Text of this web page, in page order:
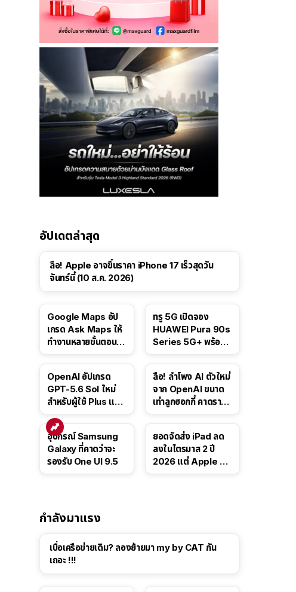
อัปเดตล่าสุด
ลือ! Apple อาจขึ้นราคา iPhone 17 เร็วสุดวัน
จันทร์นี้ (10 ส.ค. 2026)
Google Maps อัป
เกรด Ask Maps ให้
ทำงานหลายขั้นตอนได้
สาธารณะ
ทรู 5G เปิดจอง
HUAWEI Pura 90s
Series 5G+ พร้อม
OpenAI อัปเกรด
GPT-5.6 Sol ใหม่
สำหรับผู้ใช้ Plus และ
5.6 Luna ให้ผู้ใช้ฟรี
ลือ! ลำโพง AI ตัวใหม่
จาก OpenAI ขนาด
เท่าลูกฮอกกี้ คาดราคา
อุปกรณ์ Samsung
Galaxy ที่คาดว่าจะ
รองรับ One UI 9.5
ยอดจัดส่ง iPad ลด
ลงในไตรมาส 2 ปี
2026 แต่ Apple ยัง
กำลังมาแรง
เบื่อเครือข่ายเดิม? ลองย้ายมา my by CAT กัน
เถอะ !!!